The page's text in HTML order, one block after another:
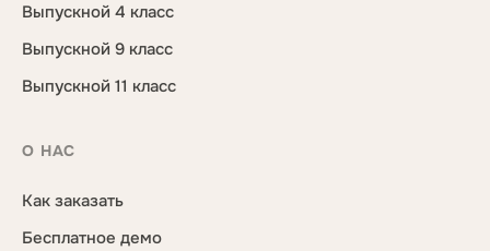
Выпускной 4 класс
Выпускной 9 класс
Выпускной 11 класс
О НАС
Как заказать
Бесплатное демо